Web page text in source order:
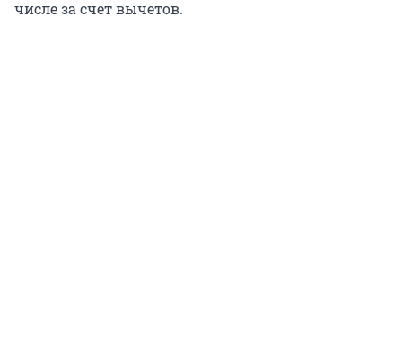
числе за счет вычетов.